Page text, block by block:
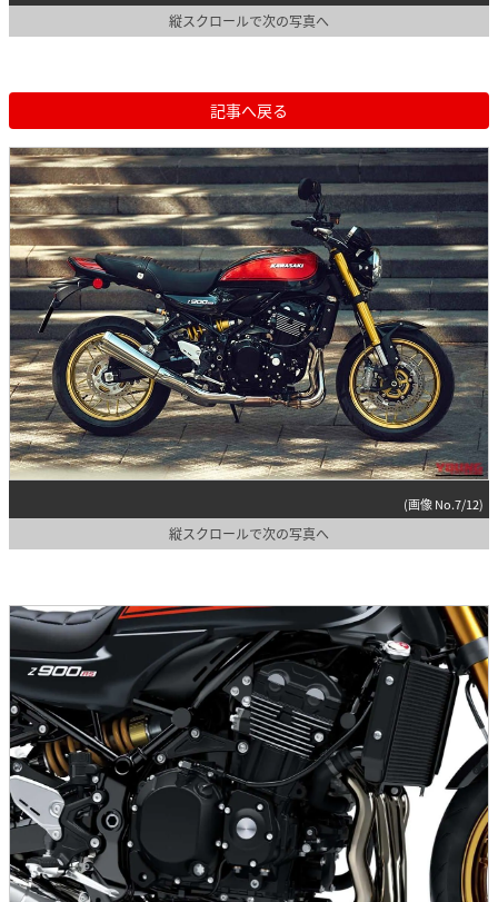
縦スクロールで次の写真へ
記事へ戻る
(画像 No.7/12)
縦スクロールで次の写真へ